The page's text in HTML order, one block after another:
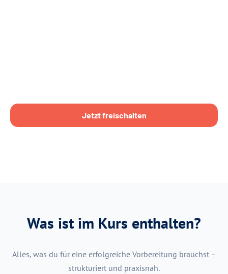
Jetzt freischalten
Was ist im Kurs enthalten?
Alles, was du für eine erfolgreiche Vorbereitung brauchst –
strukturiert und praxisnah.